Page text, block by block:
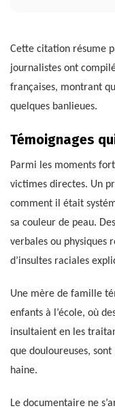
Cette citation résume
journalistes ont
françaises, montrant
quelques banlieues.
Témoignages
Parmi les moments
victimes directes. Un
comment il était
sa couleur de peau.
verbales ou physiques
d’insultes raciales
Une mère de famille
enfants à l’école, où
insultaient en les
que douloureuses,
haine.
Le documentaire ne